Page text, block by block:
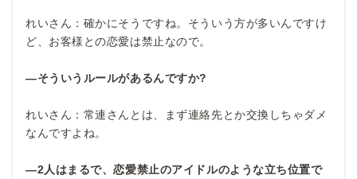
れいさん：確かにそうですね。そういう方が多いんですけ
ど、お客様との恋愛は禁止なので。
―そういうルールがあるんですか?
れいさん：常連さんとは、まず連絡先とか交換しちゃダメ
なんですよね。
―2人はまるで、恋愛禁止のアイドルのような立ち位置で